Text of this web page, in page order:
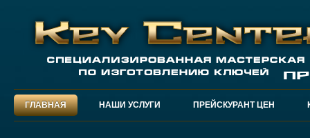
ГЛАВНАЯ НАШИ УСЛУГИ ПРЕЙСКУРАНТ ЦЕН